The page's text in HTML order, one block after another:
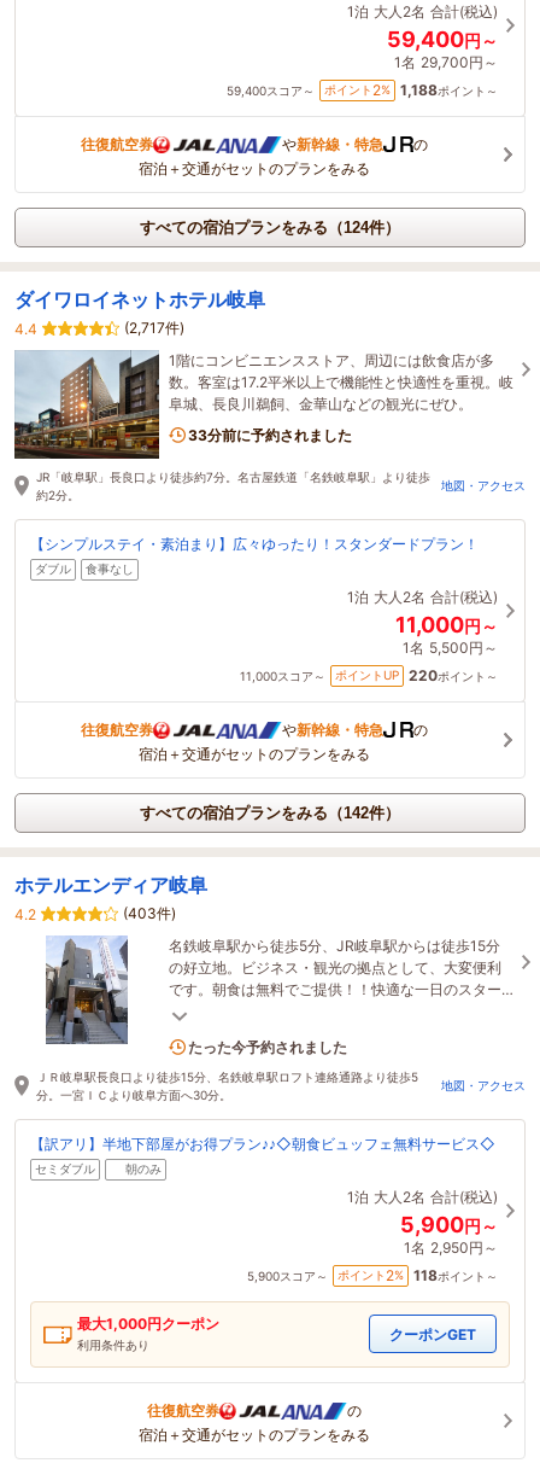
1泊 大人2名 合計(税込)
59,400円～
1名 29,700円～
59,400スコア～ ポイント 2% 1,188ポイント～
往復航空券 や新幹線・特急
の
宿泊＋交通がセットのプランをみる
すべての宿泊プランをみる（124件）
ダイワロイネットホテル岐阜
4.4
(2,717件)
1階にコンビニエンスストア、周辺には飲食店が多
数。客室は17.2平米以上で機能性と快適性を重視。岐
阜城、長良川鵜飼、金華山などの観光にぜひ。
33分前に予約されました
JR「岐阜駅」長良口より徒歩約7分。名古屋鉄道「名鉄岐阜駅」より徒歩
約2分。
地図・アクセス
【シンプルステイ・素泊まり】広々ゆったり！スタンダードプラン！
ダブル 食事なし
1泊 大人2名 合計(税込)
11,000円～
1名 5,500円～
11,000スコア～ ポイントUP 220ポイント～
往復航空券 や新幹線・特急
の
宿泊＋交通がセットのプランをみる
すべての宿泊プランをみる（142件）
ホテルエンディア岐阜
4.2
(403件)
名鉄岐阜駅から徒歩5分、JR岐阜駅からは徒歩15分
の好立地。ビジネス・観光の拠点として、大変便利
です。朝食は無料でご提供！！快適な一日のスター
トをお手伝いさせていただきます。
4名がこの宿を見ています
たった今予約されました
ＪＲ岐阜駅長良口より徒歩15分、名鉄岐阜駅ロフト連絡通路より徒歩5
分。一宮ＩＣより岐阜方面へ30分。
地図・アクセス
【訳アリ】半地下部屋がお得プラン♪♪◇朝食ビュッフェ無料サービス◇
セミダブル 朝のみ
1泊 大人2名 合計(税込)
5,900円～
1名 2,950円～
5,900スコア～ ポイント 2% 118ポイント～
最大1,000円クーポン
利用条件あり
クーポンGET
往復航空券
の
宿泊＋交通がセットのプランをみる